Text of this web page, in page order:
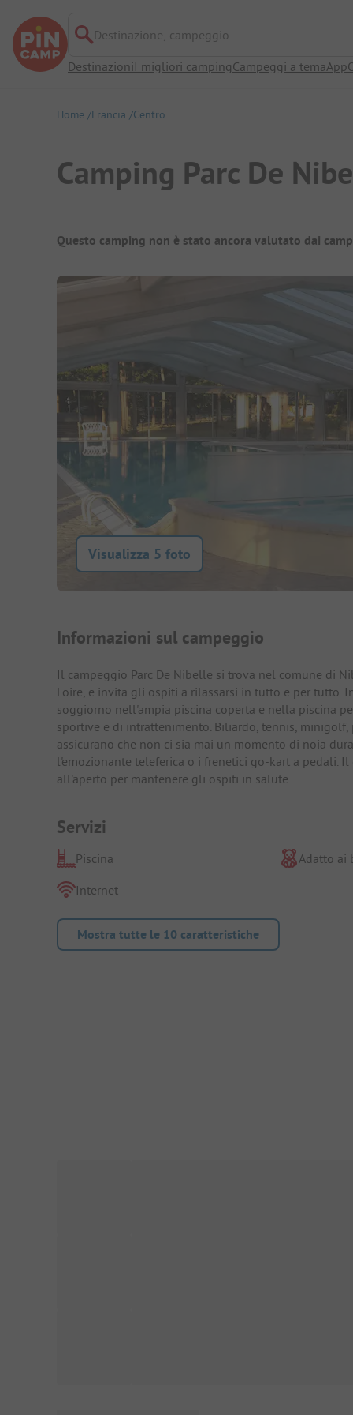
Destinazione, campeggio
DestinazioniI migliori campingCampeggi a temaApp
Home Francia Centro
Camping Parc De
Panoramica del campeggio
Questo camping non è stato ancora valutato dai
Visualizza 5 foto
Presentazione del
Informazioni sul campeggio
Il campeggio Parc De Nibelle si trova nel comune di
Loire, e invita gli ospiti a rilassarsi in tutto e per
soggiorno nell'ampia piscina coperta e nella piscina
sportive e di intrattenimento. Biliardo, tennis,
assicurano che non ci sia mai un momento di noia
l'emozionante teleferica o i frenetici go-kart a pedali.
all'aperto per mantenere gli ospiti in salute.
Servizi
Piscina
Adatto ai
Internet
Mostra tutte le 10 caratteristiche